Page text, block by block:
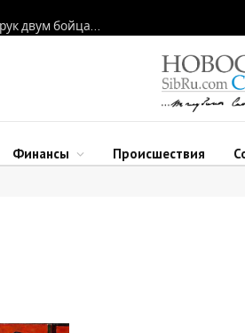
Новосибирские нейрохирурги восстановили функции рук двум бойцам после минно-взрывных травм
Финансы Происшествия